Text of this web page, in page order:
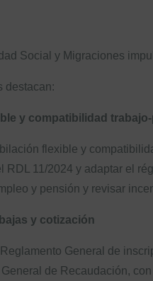
Social y Migraciones
destacan:
y compatibilidad
flexible y
RDL 11/2024 y adaptar el
y pensión y revisar
y cotización
General de
de Recaudación,